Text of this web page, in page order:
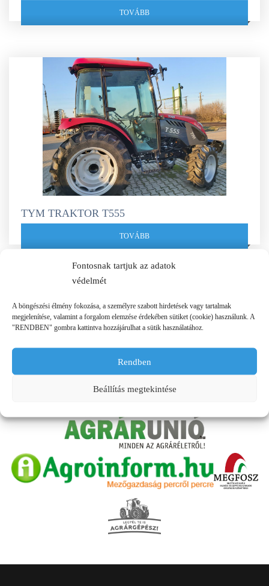
Fontosnak tartjuk az adatok
védelmét
A böngészési élmény fokozása, a személyre szabott hirdetések vagy tartalmak
megjelenítése, valamint a forgalom elemzése érdekében sütiket (cookie) használunk. A
"RENDBEN" gombra kattintva hozzájárulhat a sütik használatához.
Rendben
Beállítás megtekintése
TOVÁBB
TYM TRAKTOR T555
TOVÁBB
PARTNEREINK